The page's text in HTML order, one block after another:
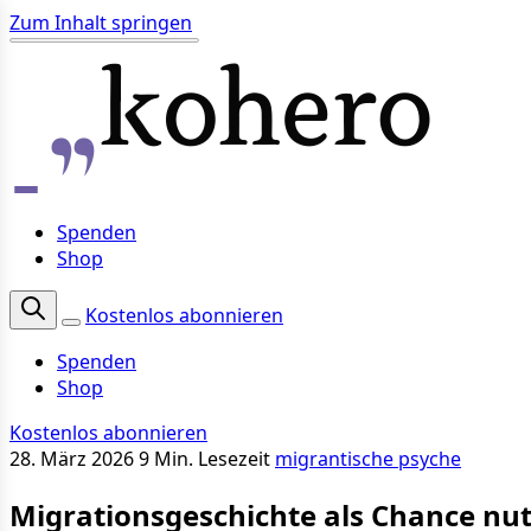
Zum Inhalt springen
Spenden
Shop
Kostenlos abonnieren
Spenden
Shop
Kostenlos abonnieren
28. März 20269 Min. Lesezeit migrantische psyche
Migrationsgeschichte als Chance